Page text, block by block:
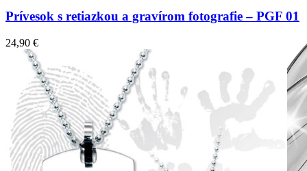
Prívesok s retiazkou a gravírom fotografie – PGF 01
24,90 €